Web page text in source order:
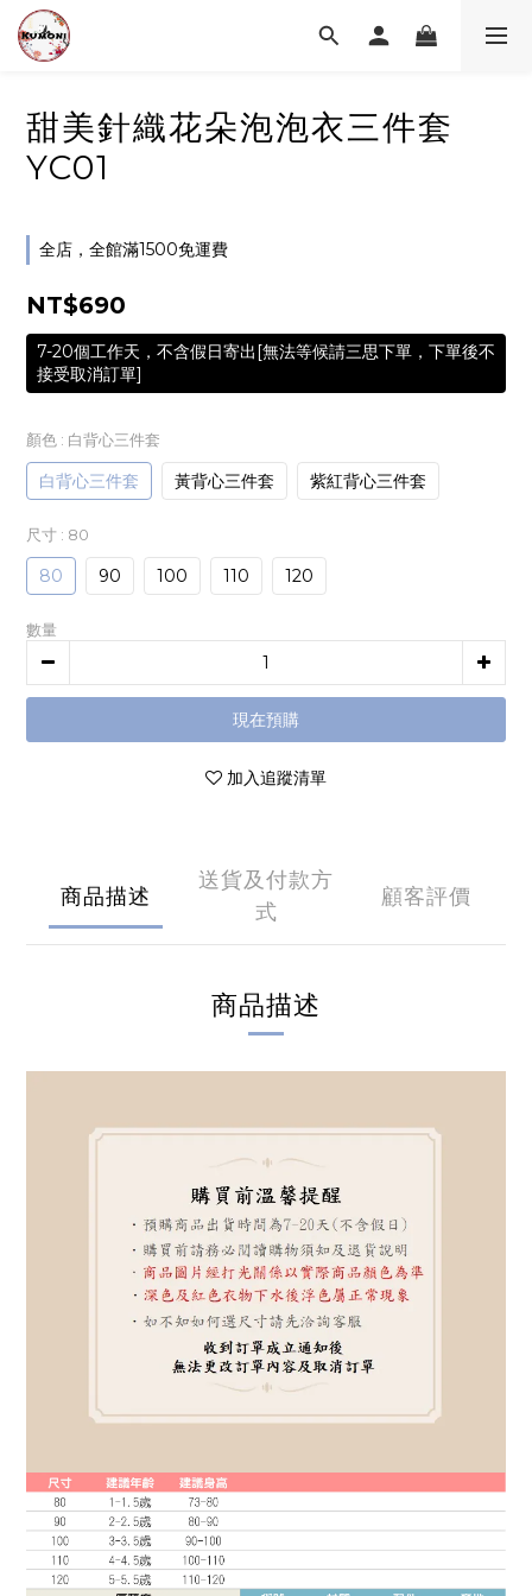
甜美針織花朵泡泡衣三件套
YC01
全店，全館滿1500免運費
NT$690
7-20個工作天，不含假日寄出[無法等候請三思下單，下單後不
接受取消訂單]
顏色 : 白背心三件套
白背心三件套 黃背心三件套 紫紅背心三件套
尺寸 : 80
80 90 100 110 120
數量
現在預購
加入追蹤清單
商品描述
送貨及付款方
式
顧客評價
商品描述